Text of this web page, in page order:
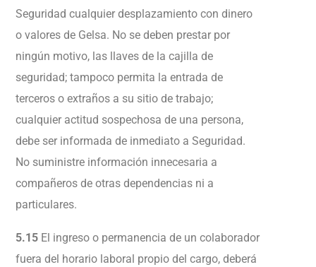
Seguridad cualquier desplazamiento con dinero
o valores de Gelsa. No se deben prestar por
ningún motivo, las llaves de la cajilla de
seguridad; tampoco permita la entrada de
terceros o extraños a su sitio de trabajo;
cualquier actitud sospechosa de una persona,
debe ser informada de inmediato a Seguridad.
No suministre información innecesaria a
compañeros de otras dependencias ni a
particulares.
5.15 El ingreso o permanencia de un colaborador
fuera del horario laboral propio del cargo, deberá